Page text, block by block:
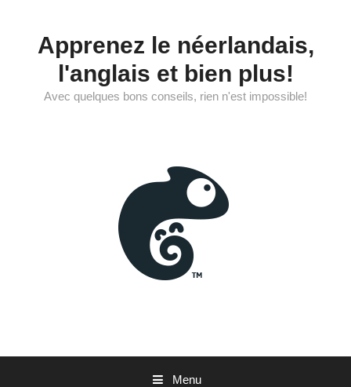
contenuApprenez le néerlandais,
l'anglais et bien plus!
Avec quelques bons conseils, rien n'est impossible!
Menu